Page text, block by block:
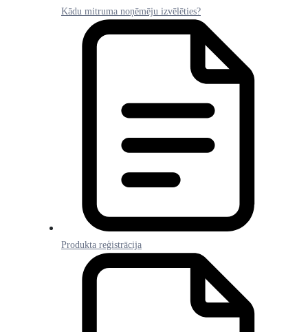
Kādu mitruma noņēmēju izvēlēties?
Produkta reģistrācija